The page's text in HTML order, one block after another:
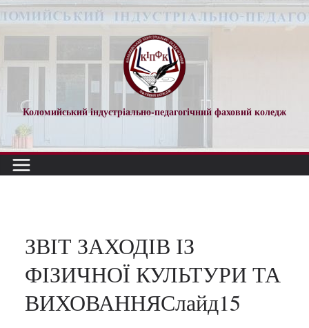
Перейти
до
Коломийський індустріально-педагогічний фаховий коледж
ЗВІТ ЗАХОДІВ ІЗ
ФІЗИЧНОЇ КУЛЬТУРИ ТА
ВИХОВАННЯСлайд15